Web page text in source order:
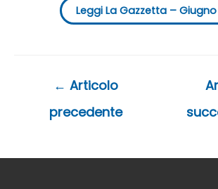
Leggi La Gazzetta – Giugno
Navigazione
← Articolo
precedente